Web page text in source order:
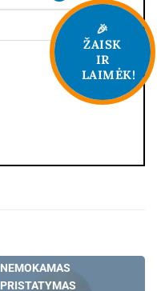
NEMOKAMAS
PRISTATYMAS
🎉
ŽAISK
IR
LAIMĖK!